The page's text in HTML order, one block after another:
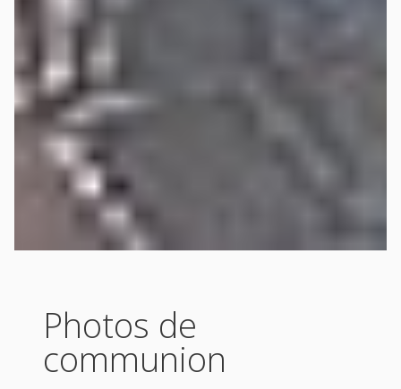
Photos de
communion